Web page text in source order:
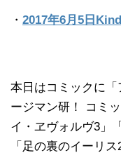
・ 2017年6月5日
本日はコミックに
ージマン研！ コミ
イ・ヱヴォルヴ3」
「足の裏のイーリ